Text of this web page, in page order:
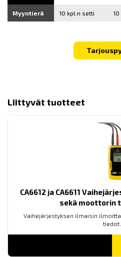
Myyntierä 10 kpl:n setti
Liittyvät tuotteet
CA6612 ja CA6611
sekä moottorin
Vaihejärjestyksen ilmaisin
tiedot.